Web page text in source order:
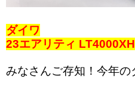
ダイワ
23エアリティ LT4000XH
みなさんご存知！今年の